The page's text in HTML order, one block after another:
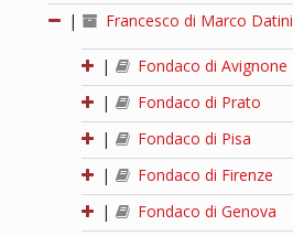
| Francesco di Marco Datini
|
Fondaco di Avignone
|
Fondaco di Prato
|
Fondaco di Pisa
|
Fondaco di Firenze
|
Fondaco di Genova